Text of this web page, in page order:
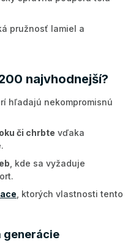
pružnosť lamiel a
najvhodnejší?
hľadajú nekompromisnú
či chrbte vďaka
, kde sa vyžaduje
, ktorých vlastnosti tento
generácie